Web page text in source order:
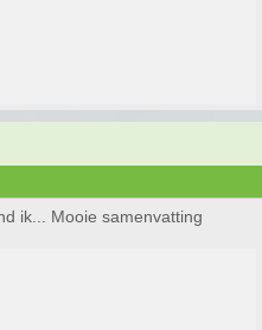
ik... Mooie samenvatting